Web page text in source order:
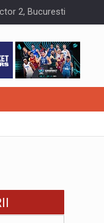
2, Bucuresti